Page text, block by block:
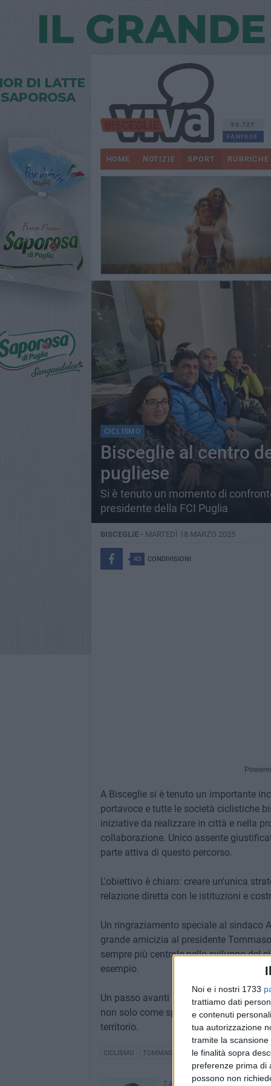
Noi e i nostri 1733
trattiamo dati
e contenuti
tua autorizzazione
tramite la
le finalità sopra
preferenze prima di
possono non
30.727
FANPAGE
HOME NOTIZIE SPORT RUBRICHE
CICLISMO
Bisceglie al centro
pugliese
Si è tenuto un momento di
presidente della FCI Puglia
BISCEGLIE - MARTEDÌ 18 MARZO 2025
43 CONDIVISIONI
A Bisceglie si è tenuto un importante
portavoce e tutte le società ciclistiche
iniziative da realizzare in città e nella
collaborazione. Unico assente
parte attiva di questo percorso.
L'obiettivo è chiaro: creare un'unica
relazione diretta con le istituzioni e
Un ringraziamento speciale al sindaco
grande amicizia al presidente
sempre più centrale nello sviluppo del
esempio.
Un passo avanti per una Puglia
non solo come sport, ma anche come
territorio.
CICLISMO TOMMASO DEPALMA
7 AGOSTO 2026